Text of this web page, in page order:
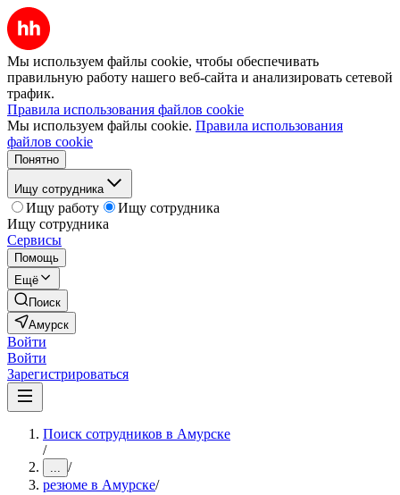
Мы используем файлы cookie, чтобы обеспечивать
правильную работу нашего веб-сайта и анализировать сетевой
трафик.
Правила использования файлов cookie
Мы используем файлы cookie. Правила использования
файлов cookie
Понятно
Ищу сотрудника
Ищу работу
Ищу сотрудника
Ищу сотрудника
Сервисы
Помощь
Ещё
Поиск
Амурск
Войти
Войти
Зарегистрироваться
Поиск сотрудников в Амурске
/
... /
резюме в Амурске/